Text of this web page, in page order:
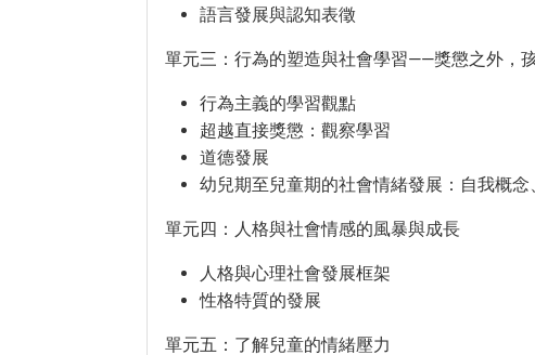
語言發展與認知表徵
單元三：行為的塑造與社會學習——獎懲之外，
行為主義的學習觀點
超越直接獎懲：觀察學習
道德發展
幼兒期至兒童期的社會情緒發展：自我概
單元四：人格與社會情感的風暴與成長
人格與心理社會發展框架
性格特質的發展
單元五：了解兒童的情緒壓力